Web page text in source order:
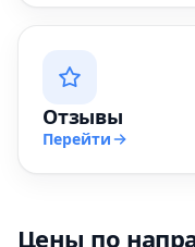
Отзывы
Перейти
Цены по